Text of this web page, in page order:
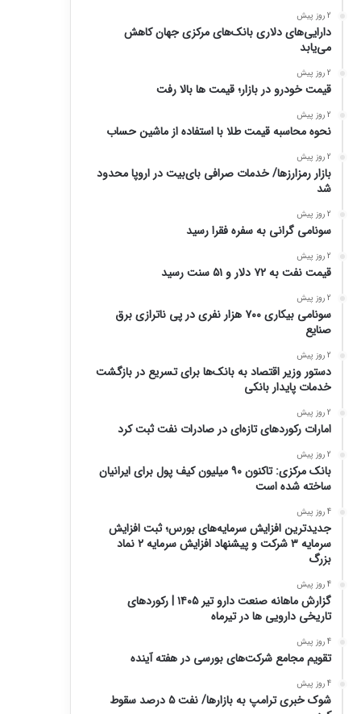
2 روز پیش
دارایی‌های دلاری بانک‌های مرکزی جهان کاهش
می‌یابد
2 روز پیش
قیمت خودرو در بازار؛ قیمت ها بالا رفت
2 روز پیش
نحوه محاسبه قیمت طلا با استفاده از ماشین حساب
2 روز پیش
بازار رمزارزها/ خدمات صرافی بای‌بیت در اروپا محدود
شد
2 روز پیش
سونامی گرانی به سفره فقرا رسید
2 روز پیش
قیمت نفت به ۷۲ دلار و ۵۱ سنت رسید
2 روز پیش
سونامی بیکاری ۷۰۰ هزار نفری در پی ناترازی برق
صنایع
2 روز پیش
دستور وزیر اقتصاد به بانک‌ها برای تسریع در بازگشت
خدمات پایدار بانکی
2 روز پیش
امارات رکورد‌های تازه‌ای در صادرات نفت ثبت کرد
2 روز پیش
بانک مرکزی: تاکنون ۹۰ میلیون کیف پول برای ایرانیان
ساخته شده است
4 روز پیش
جدیدترین افزایش سرمایه‌های بورس؛ ثبت افزایش
سرمایه ۳ شرکت و پیشنهاد افزایش سرمایه ۲ نماد
بزرگ
4 روز پیش
گزارش ماهانه صنعت دارو تیر ۱۴۰۵ | رکوردهای
تاریخی دارویی ها در تیرماه
4 روز پیش
تقویم مجامع شرکت‌های بورسی در هفته آینده
4 روز پیش
شوک خبری ترامپ به بازارها/ نفت ۵ درصد سقوط